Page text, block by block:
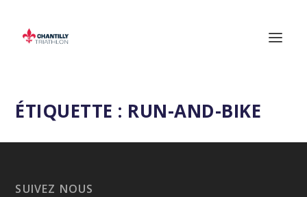
ÉTIQUETTE : RUN-AND-BIKE
SUIVEZ NOUS